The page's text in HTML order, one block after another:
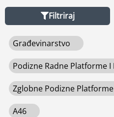
Filtriraj
Građevinarstvo
Podizne Radne Platforme I
Zglobne Podizne Platforme
A46